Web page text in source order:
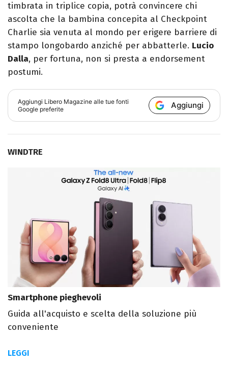
timbrata in triplice copia, potrà convincere chi
ascolta che la bambina concepita al Checkpoint
Charlie sia venuta al mondo per erigere barriere di
stampo longobardo anziché per abbatterle. Lucio
Dalla, per fortuna, non si presta a endorsement
postumi.
Aggiungi Libero Magazine alle tue fonti
Google preferite
Aggiungi
WINDTRE
Smartphone pieghevoli
Guida all'acquisto e scelta della soluzione più
conveniente
LEGGI